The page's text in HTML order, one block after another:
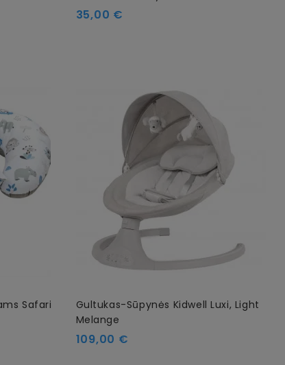
35,00 €
Safari
Gultukas-Sūpynės Kidwell Luxi, Light
Melange
109,00 €